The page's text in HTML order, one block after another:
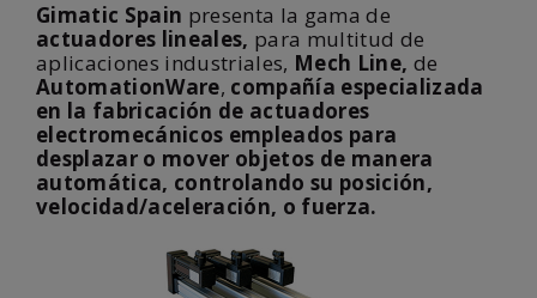
Gimatic Spain presenta la gama de
actuadores lineales, para multitud de
aplicaciones industriales, Mech Line, de
AutomationWare, compañía especializada
en la fabricación de actuadores
electromecánicos empleados para
desplazar o mover objetos de manera
automática, controlando su posición,
velocidad/aceleración, o fuerza.